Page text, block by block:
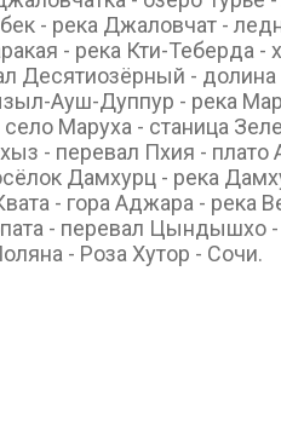
- река Джаловчат -
- река Кти-
Десятиозёрный -
Ауш-Дуппур - река
Маруха - станица
- перевал Пхия -
Дамхурц - река
- гора Аджара - река
- перевал Цындышхо
- Роза Хутор - Сочи.